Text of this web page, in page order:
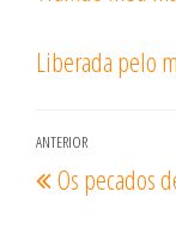
Liberada pelo
Navegação
de
Post
anterior
ANTERIOR
Os pecados